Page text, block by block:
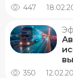
447
350